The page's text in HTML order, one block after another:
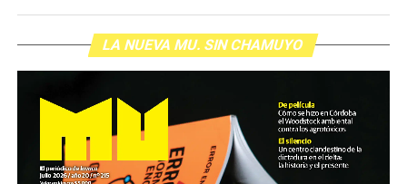
LA NUEVA MU. SIN CHAMUYO